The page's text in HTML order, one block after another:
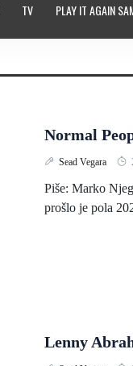
TV PLAY IT AGAIN
Normal
Sead Vegara
Piše: Marko
prošlo je pola
Lenny